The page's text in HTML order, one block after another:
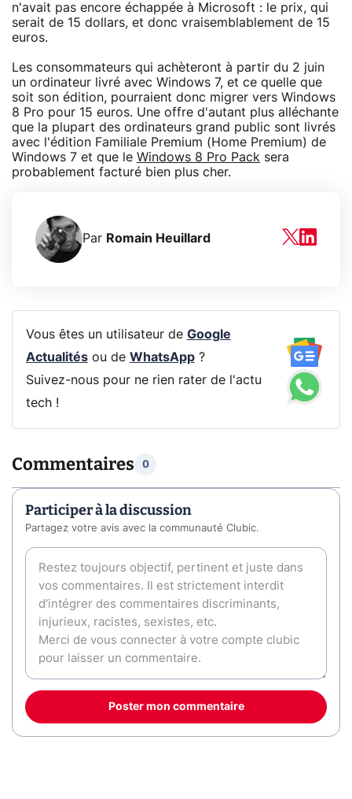
n'avait pas encore échappée à Microsoft : le prix, qui
serait de 15 dollars, et donc vraisemblablement de 15
euros.
Les consommateurs qui achèteront à partir du 2 juin
un ordinateur livré avec Windows 7, et ce quelle que
soit son édition, pourraient donc migrer vers Windows
8 Pro pour 15 euros. Une offre d'autant plus alléchante
que la plupart des ordinateurs grand public sont livrés
avec l'édition Familiale Premium (Home Premium) de
Windows 7 et que le Windows 8 Pro Pack sera
probablement facturé bien plus cher.
Par Romain Heuillard
Vous êtes un utilisateur de Google
Actualitésou de WhatsApp?
Suivez-nous pour ne rien rater de l'actu
tech !
Commentaires 0
Participer à la discussion
Partagez votre avis avec la communauté Clubic.
Poster mon commentaire